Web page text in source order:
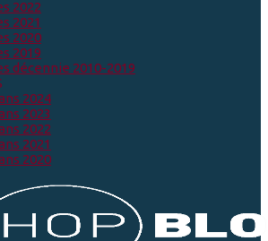
2022
2021
2020
2019
décennie 2010-2019
2024
2023
2022
2021
2020